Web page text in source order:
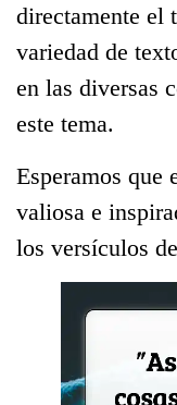
directamente el
variedad de
en las diversas
este tema.
Esperamos que
valiosa e
los versículos